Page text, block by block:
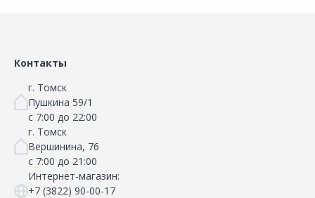
Контакты
г. Томск
Пушкина 59/1
с 7:00 до 22:00
г. Томск
Вершинина, 76
с 7:00 до 21:00
Интернет-магазин:
+7 (3822) 90-00-17